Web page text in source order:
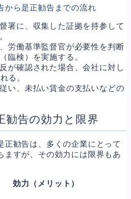
から是正勧告までの流れ
署に、収集した証拠を持参して
労働基準監督官が必要性を判断
臨検）を実施する。
が確認された場合、会社に対し
る。
い、未払い賃金の支払いなどの
勧告の効力と限界
正勧告は、多くの企業にとって
ますが、その効力には限界もあ
効力（メリット）